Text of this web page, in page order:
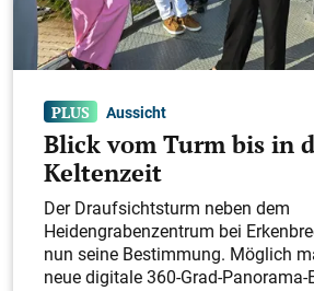
Aussicht
Blick vom Turm bis in
Keltenzeit
Der Draufsichtsturm neben dem
Heidengrabenzentrum bei
nun seine Bestimmung. Möglich
neue digitale 360-Grad-